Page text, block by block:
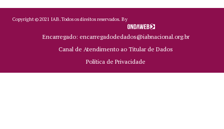
Copyright ©2021 IAB.Todos os direitos reservados. By
Encarregado: encarregadodedados@iabnacional.org.br
Canal de Atendimento ao Titular de Dados
Política de Privacidade